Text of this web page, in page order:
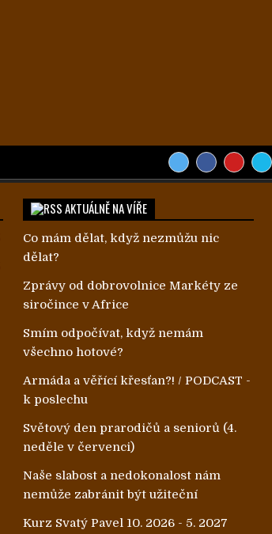
AKTUÁLNĚ NA VÍŘE
Co mám dělat, když nezmůžu nic
dělat?
Zprávy od dobrovolnice Markéty ze
siročince v Africe
Smím odpočívat, když nemám
všechno hotové?
Armáda a věřící křesťan?! / PODCAST -
k poslechu
Světový den prarodičů a seniorů (4.
neděle v červenci)
Naše slabost a nedokonalost nám
nemůže zabránit být užiteční
Kurz Svatý Pavel 10. 2026 - 5. 2027